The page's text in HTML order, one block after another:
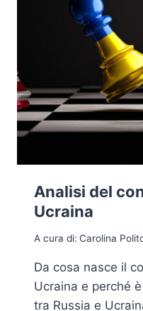
Analisi del
Ucraina
A cura di: Carolina
Da cosa nasce il
Ucraina e perché
tra Russia e